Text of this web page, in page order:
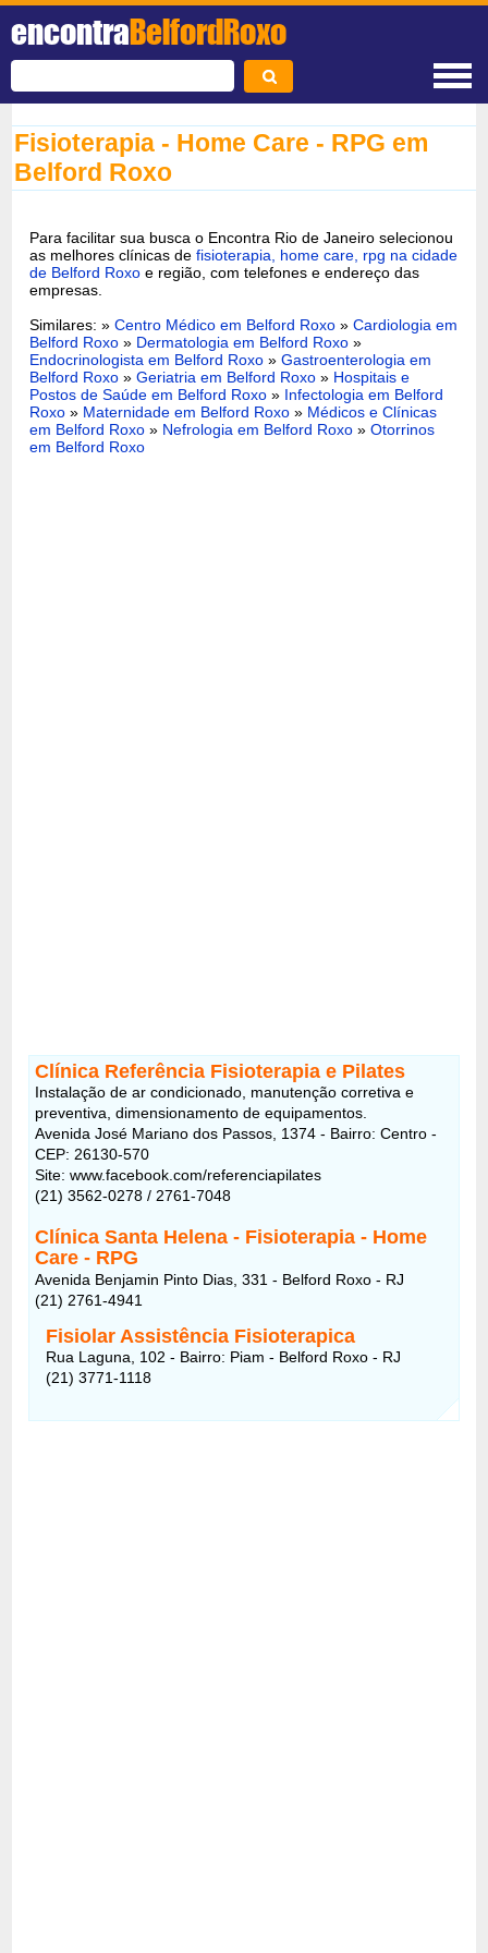
encontraBelfordRoxo
Fisioterapia - Home Care - RPG em
Belford Roxo
Para facilitar sua busca o Encontra Rio de Janeiro selecionou
as melhores clínicas defisioterapia, home care, rpg na cidade
de Belford Roxo e região, com telefones e endereço das
empresas.
Similares: »Centro Médico em Belford Roxo »Cardiologia em
Belford Roxo » Dermatologia em Belford Roxo »
Endocrinologista em Belford Roxo »Gastroenterologia em
Belford Roxo »Geriatria em Belford Roxo » Hospitais e
Postos de Saúde em Belford Roxo» Infectologia em Belford
Roxo » Maternidade em Belford Roxo » Médicos e Clínicas
em Belford Roxo » Nefrologia em Belford Roxo »Otorrinos
em Belford Roxo
Clínica Referência Fisioterapia e Pilates
Instalação de ar condicionado, manutenção corretiva e
preventiva, dimensionamento de equipamentos.
Avenida José Mariano dos Passos, 1374 - Bairro: Centro -
CEP: 26130-570
Site: www.facebook.com/referenciapilates
(21) 3562-0278 / 2761-7048
Clínica Santa Helena - Fisioterapia - Home
Care - RPG
Avenida Benjamin Pinto Dias, 331 - Belford Roxo - RJ
(21) 2761-4941
Fisiolar Assistência Fisioterapica
Rua Laguna, 102 - Bairro: Piam - Belford Roxo - RJ
(21) 3771-1118